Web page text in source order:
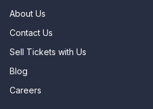
About Us
Contact Us
Sell Tickets with Us
Blog
Careers